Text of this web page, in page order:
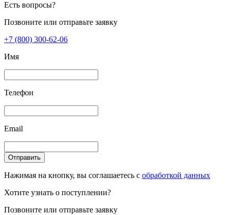
Есть вопросы?
Позвоните или отправьте заявку
+7 (800) 300-62-06
Имя
Телефон
Email
Отправить
Нажимая на кнопку, вы соглашаетесь с обработкой данных
Хотите узнать о поступлении?
Позвоните или отправьте заявку